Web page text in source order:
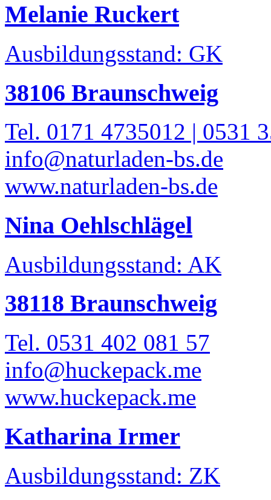
Melanie Ruckert
Ausbildungsstand: GK
38106 Braunschweig
Tel. 0171 4735012 | 0531
info@naturladen-bs.de
www.naturladen-bs.de
Nina Oehlschlägel
Ausbildungsstand: AK
38118 Braunschweig
Tel. 0531 402 081 57
info@huckepack.me
www.huckepack.me
Katharina Irmer
Ausbildungsstand: ZK